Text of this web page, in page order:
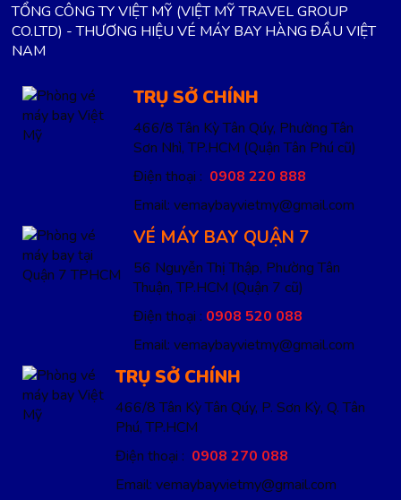
TỔNG CÔNG TY VIỆT MỸ (VIỆT MỸ TRAVEL GROUP
CO.LTD) - THƯƠNG HIỆU VÉ MÁY BAY HÀNG ĐẦU VIỆT
NAM
TRỤ SỞ CHÍNH
466/8 Tân Kỳ Tân Qúy, Phường Tân
Sơn Nhì, TP.HCM (Quận Tân Phú cũ)
Điện thoại : 0908 220 888
Email: vemaybayvietmy@gmail.com
VÉ MÁY BAY QUẬN 7
56 Nguyễn Thị Thập, Phường Tân
Thuận, TP.HCM (Quận 7 cũ)
Điện thoại : 0908 520 088
Email: vemaybayvietmy@gmail.com
TRỤ SỞ CHÍNH
466/8 Tân Kỳ Tân Qúy, P. Sơn Kỳ, Q. Tân
Phú, TP.HCM
Điện thoại : 0908 270 088
Email: vemaybayvietmy@gmail.com